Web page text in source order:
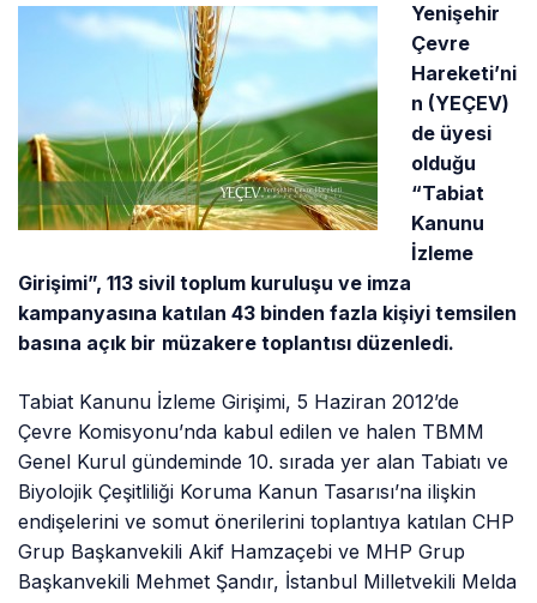
Yenişehir
Çevre
Hareketi’ni
n (YEÇEV)
de üyesi
olduğu
“Tabiat
Kanunu
İzleme
Girişimi”, 113 sivil toplum kuruluşu ve imza
kampanyasına katılan 43 binden fazla kişiyi temsilen
basına açık bir müzakere toplantısı düzenledi.
Tabiat Kanunu İzleme Girişimi, 5 Haziran 2012’de
Çevre Komisyonu’nda kabul edilen ve halen TBMM
Genel Kurul gündeminde 10. sırada yer alan Tabiatı ve
Biyolojik Çeşitliliği Koruma Kanun Tasarısı’na ilişkin
endişelerini ve somut önerilerini toplantıya katılan CHP
Grup Başkanvekili Akif Hamzaçebi ve MHP Grup
Başkanvekili Mehmet Şandır, İstanbul Milletvekili Melda